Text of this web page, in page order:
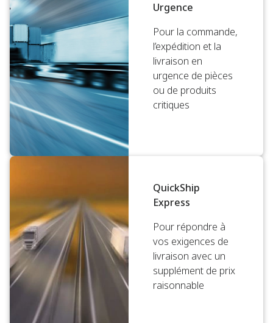
Urgence
Pour la commande,
l’expédition et la
livraison en
urgence de pièces
ou de produits
critiques
QuickShip
Express
Pour répondre à
vos exigences de
livraison avec un
supplément de prix
raisonnable